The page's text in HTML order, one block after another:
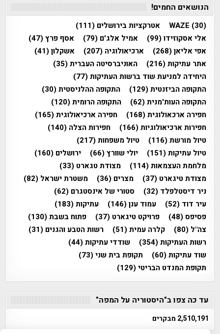
הנושאים החמים!
WAZE (30) אטרקציות בירושלים (111)
אלי אסקוזידו(99) אמיל אלג'ם (79) אסף פרץ(47)
אפי אליאן(268) ארכיאולוגיה (207) אשקלון(41)
אתר עתיקות(216) האוניברסיטה העברית(35)
היחידה למניעת שוד ברשות העתיקות(77)
התקופה הביזנטית(129) התקופה ההלניסטית(30)
התקופה העות'מנית(62) התקופה הרומית(120)
חפירה ארכאולוגית(168) חפירה ארכיאולוגית(165)
חפירות ארכיאולוגיות(166) חפירות הצלה (140)
טיול מורשת(116) טיול משפחות(217)
טיול עתיקות(151) יולי שוורץ(66) ירושלים (160)
מלחמת העצמאות(114) מצודת טגארט (33)
מצודת טיגארט (37) מצרים (36) משטרת ישראל (82)
ניר דיסטלפלד (32) סטורי של אינסטגרם (62)
עיר דוד (52) עמוד ענן(146) עתיקות(183)
פסיפס(48) פרויקט טיגארט (37) פתוח בשבת(130)
צה"ל (80) קלרה עמית(51) רשות הטבע והגנים (31)
רשות העתיקות(354) שודדי עתיקות(44)
שוד עתיקות(60) תקופת בית שני(73)
תקופת המנדט הבריטי(129)
עד כה צפו ב"היסטוריה על המפה"
2,510,191 מבקרים